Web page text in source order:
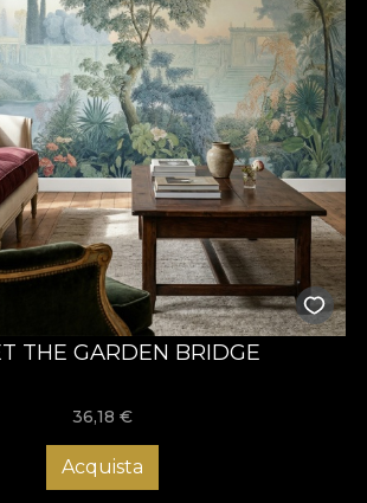
THE GARDEN BRIDGE
36,18 €
Acquista